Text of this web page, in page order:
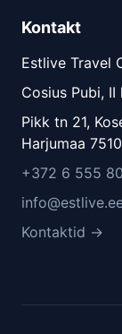
Kontakt
Estlive Travel
Cosius Pubi, II
Pikk tn 21,
Harjumaa
+372 6 555
Kontaktid →